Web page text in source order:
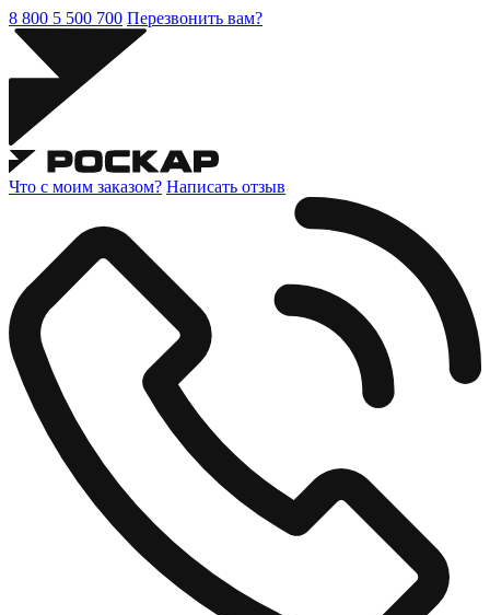
8 800 5 500 700 Перезвонить вам?
Что с моим заказом? Написать отзыв